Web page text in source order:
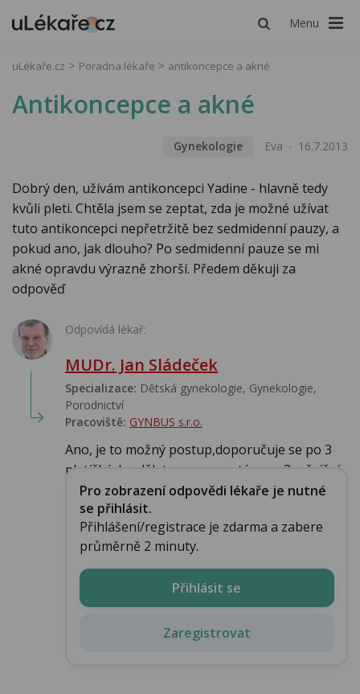
Menu
uLékaře.cz Poradna lékaře antikoncepce a akné
Antikoncepce a akné
Gynekologie Eva 16.7.2013
Dobrý den, užívám antikoncepci Yadine - hlavně tedy
kvůli pleti. Chtěla jsem se zeptat, zda je možné užívat
tuto antikoncepci nepřetržitě bez sedmidenní pauzy, a
pokud ano, jak dlouho? Po sedmidenní pauze se mi
akné opravdu výrazně zhorší. Předem děkuji za
odpověď
Odpovídá lékař:
MUDr. Jan Sládeček
Specializace: Dětská gynekologie, Gynekologie,
Porodnictví
Pracoviště: GYNBUS s.r.o.
Ano, je to možný postup,doporučuje se po 3
platíčkách udělat pauzu a poté zase 3 měsíční...
Pro zobrazení odpovědi lékaře je nutné
se přihlásit.
Přihlášení/registrace je zdarma a zabere
průměrně 2 minuty.
Přihlásit se
Zaregistrovat